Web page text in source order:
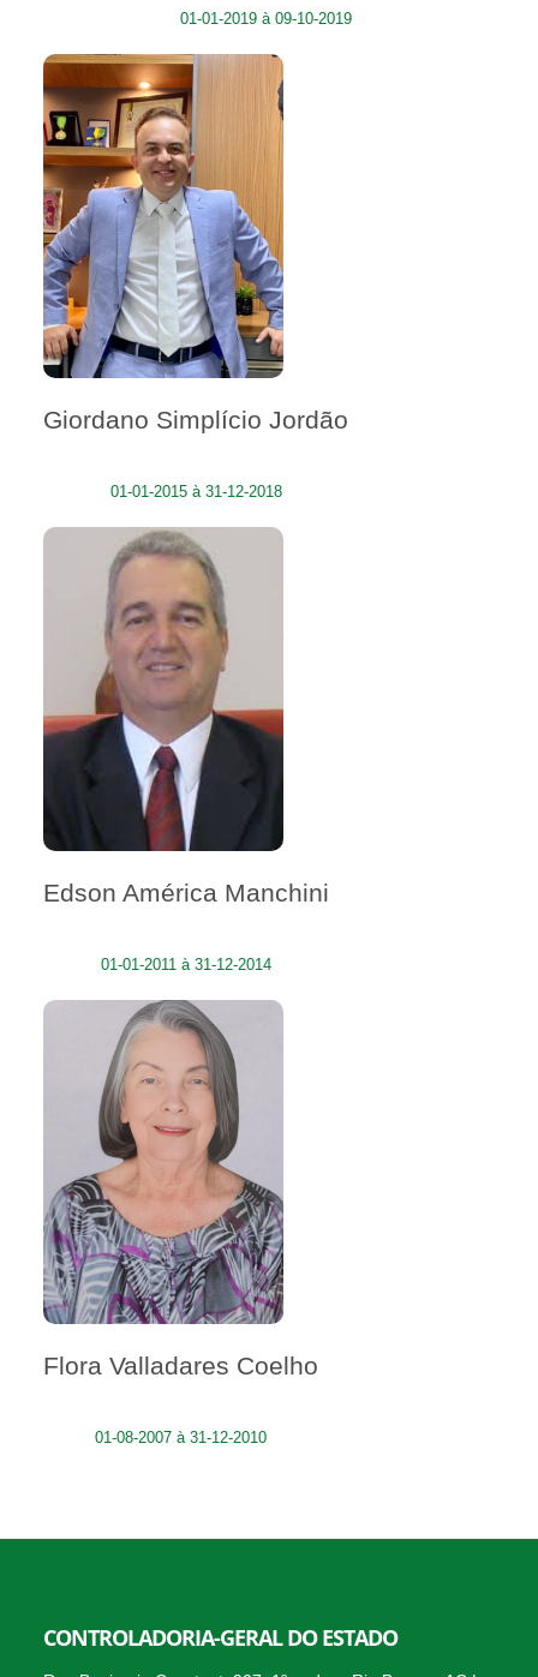
01-01-2019 à 09-10-2019
Giordano Simplício Jordão
01-01-2015 à 31-12-2018
Edson América Manchini
01-01-2011 à 31-12-2014
Flora Valladares Coelho
01-08-2007 à 31-12-2010
CONTROLADORIA-GERAL DO ESTADO